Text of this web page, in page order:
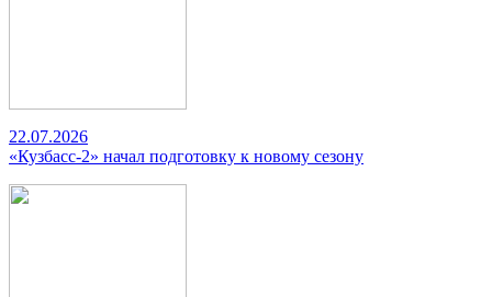
22.07.2026
«Кузбасс-2» начал подготовку к новому сезону